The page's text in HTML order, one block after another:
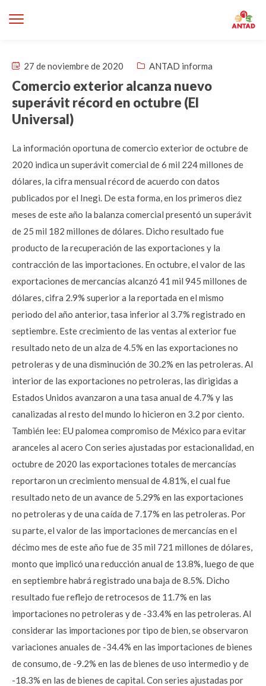
27 de noviembre de 2020 ANTAD informa
Comercio exterior alcanza nuevo
superávit récord en octubre (El
Universal)
La información oportuna de comercio exterior de octubre de
2020 indica un superávit comercial de 6 mil 224 millones de
dólares, la cifra mensual récord de acuerdo con datos
publicados por el Inegi. De esta forma, en los primeros diez
meses de este año la balanza comercial presentó un superávit
de 25 mil 182 millones de dólares. Dicho resultado fue
producto de la recuperación de las exportaciones y la
contracción de las importaciones. En octubre, el valor de las
exportaciones de mercancías alcanzó 41 mil 945 millones de
dólares, cifra 2.9% superior a la reportada en el mismo
periodo del año anterior, tasa inferior al 3.7% registrado en
septiembre. Este crecimiento de las ventas al exterior fue
resultado neto de un alza de 4.5% en las exportaciones no
petroleras y de una disminución de 30.2% en las petroleras. Al
interior de las exportaciones no petroleras, las dirigidas a
Estados Unidos avanzaron a una tasa anual de 4.7% y las
canalizadas al resto del mundo lo hicieron en 3.2 por ciento.
También lee: EU palomea compromiso de México para evitar
aranceles al acero Con series ajustadas por estacionalidad, en
octubre de 2020 las exportaciones totales de mercancías
reportaron un crecimiento mensual de 4.81%, el cual fue
resultado neto de un avance de 5.29% en las exportaciones
no petroleras y de una caída de 7.17% en las petroleras. Por
su parte, el valor de las importaciones de mercancías en el
décimo mes de este año fue de 35 mil 721 millones de dólares,
monto que implicó una reducción anual de 13.8%, luego de que
en septiembre habrá registrado una baja de 8.5%. Dicho
resultado fue reflejo de retrocesos de 11.7% en las
importaciones no petroleras y de -33.4% en las petroleras. Al
considerar las importaciones por tipo de bien, se observaron
variaciones anuales de -34.4% en las importaciones de bienes
de consumo, de -9.2% en las de bienes de uso intermedio y de
-18.3% en las de bienes de capital. Con series ajustadas por